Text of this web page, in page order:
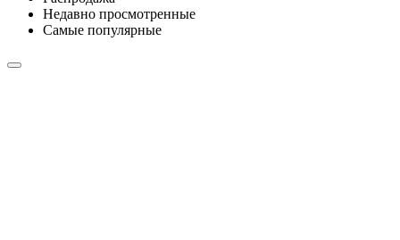
Недавно просмотренные
Самые популярные